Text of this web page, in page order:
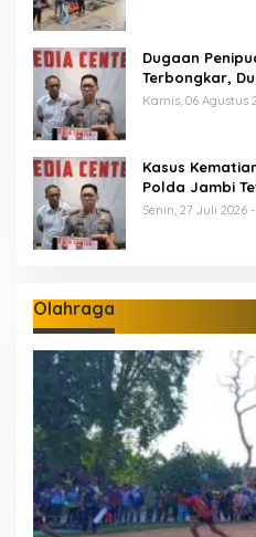
Dugaan
Terbongkar,
Diamankan
Kamis, 06 Agustus
Kasus
Polda Jambi
Termasuk 5
Senin, 27 Juli 2026 -
Olahraga